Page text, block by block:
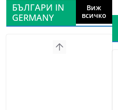
БЪЛГАРИ IN
GERMANY
Виж
всичко